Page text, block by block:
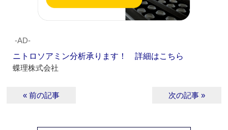
‐AD‐
ニトロソアミン分析承ります！ 詳細はこちら
蝶理株式会社
« 前の記事 次の記事 »